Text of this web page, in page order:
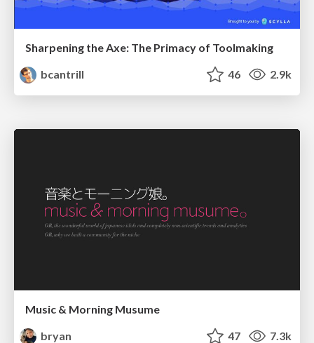
Sharpening the Axe: The Primacy of Toolmaking
bcantrill
46 2.9k
Music & Morning Musume
bryan
47 7.3k